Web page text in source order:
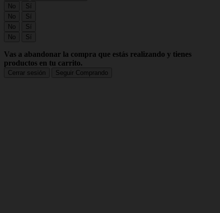
No
Sí
No
Sí
No
Sí
No
Sí
Vas a abandonar la compra que estás realizando y tienes
productos en tu carrito.
Cerrar sesión Seguir Comprando